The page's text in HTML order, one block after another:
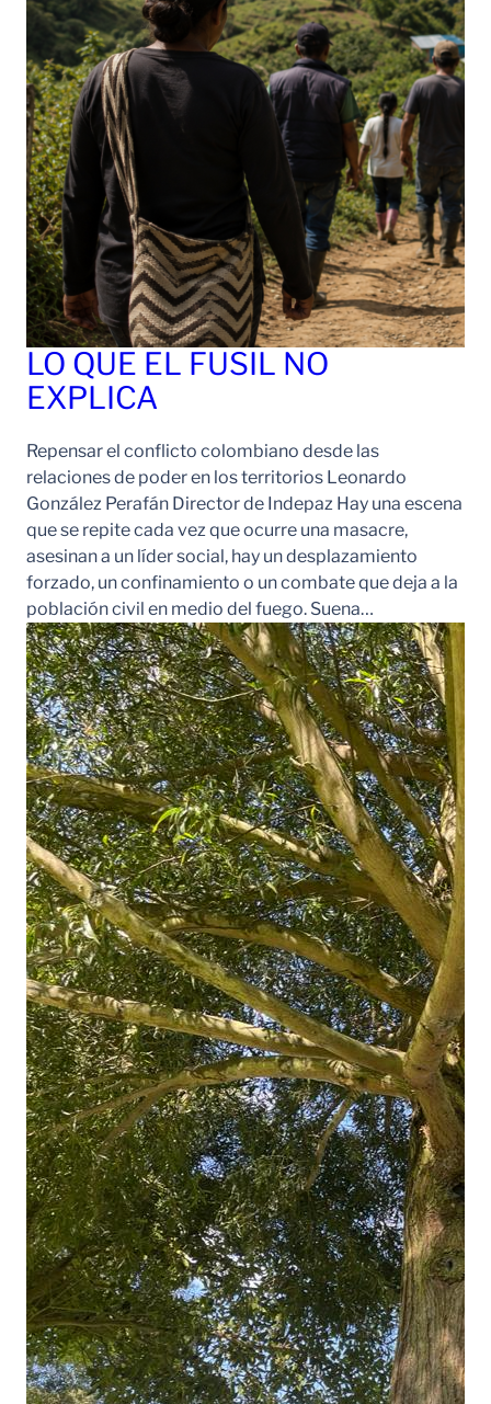
LO QUE EL FUSIL NO
EXPLICA
Repensar el conflicto colombiano desde las
relaciones de poder en los territorios Leonardo
González Perafán Director de Indepaz Hay una escena
que se repite cada vez que ocurre una masacre,
asesinan a un líder social, hay un desplazamiento
forzado, un confinamiento o un combate que deja a la
población civil en medio del fuego. Suena…